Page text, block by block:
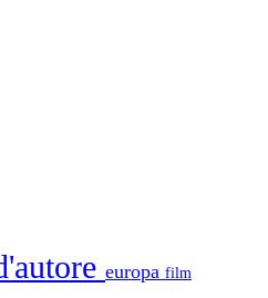
europa film